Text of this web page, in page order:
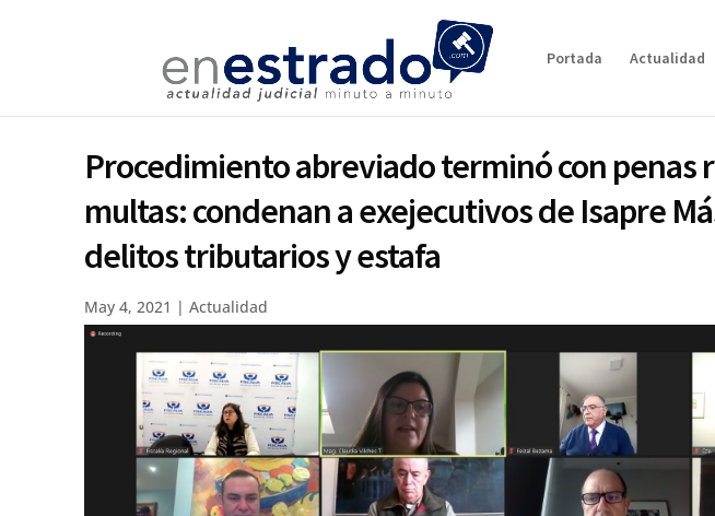
Portada Actualidad
Procedimiento abreviado terminó con penas
multas: condenan a exejecutivos de Isapre
delitos tributarios y estafa
May 4, 2021 |Actualidad